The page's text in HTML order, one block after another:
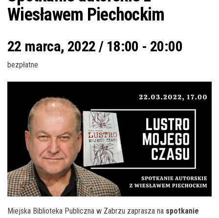
Wiesławem Piechockim
22 marca, 2022 / 18:00 - 20:00
bezpłatne
Miejska Biblioteka Publiczna w Zabrzu zaprasza na spotkanie